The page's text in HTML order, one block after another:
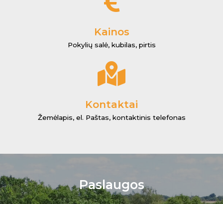
Kainos
Pokylių salė, kubilas, pirtis
Kontaktai
Žemėlapis, el. Paštas, kontaktinis telefonas
Paslaugos